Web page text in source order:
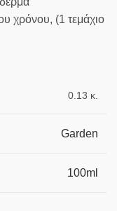
χρόνου, (1 τεμάχιο
0.13 κ.
Garden
100ml